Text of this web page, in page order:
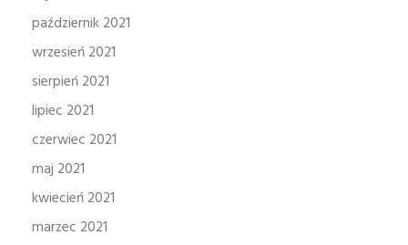
październik 2021
wrzesień 2021
sierpień 2021
lipiec 2021
czerwiec 2021
maj 2021
kwiecień 2021
marzec 2021